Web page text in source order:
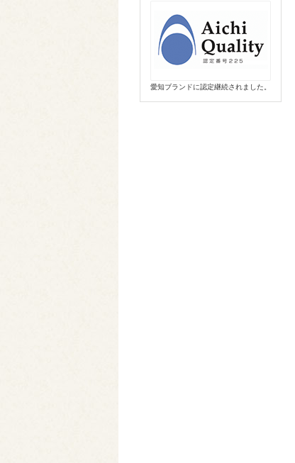
愛知ブランドに認定継続されました。